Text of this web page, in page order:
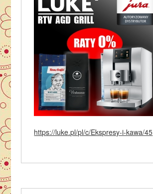
https://luke.pl/pl/c/Ekspresy-i-kawa/45